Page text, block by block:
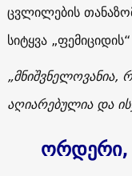
ცვლილების
სიტყვა
აღიარებულია და
ორდერი,